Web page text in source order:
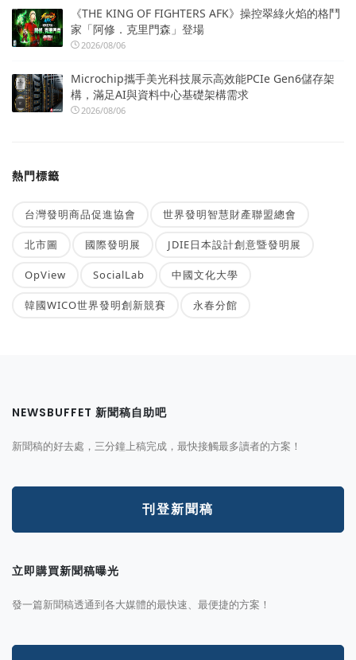
《THE KING OF FIGHTERS AFK》操控翠綠火焰的格鬥
家「阿修．克里門森」登場
2026/08/06
Microchip攜手美光科技展示高效能PCIe Gen6儲存架
構，滿足AI與資料中心基礎架構需求
2026/08/06
熱門標籤
台灣發明商品促進協會 世界發明智慧財產聯盟總會
北市圖 國際發明展 JDIE日本設計創意暨發明展
OpView SocialLab 中國文化大學
韓國WICO世界發明創新競賽 永春分館
NEWSBUFFET 新聞稿自助吧
新聞稿的好去處，三分鐘上稿完成，最快接觸最多讀者的方案！
刊登新聞稿
立即購買新聞稿曝光
發一篇新聞稿透通到各大媒體的最快速、最便捷的方案！